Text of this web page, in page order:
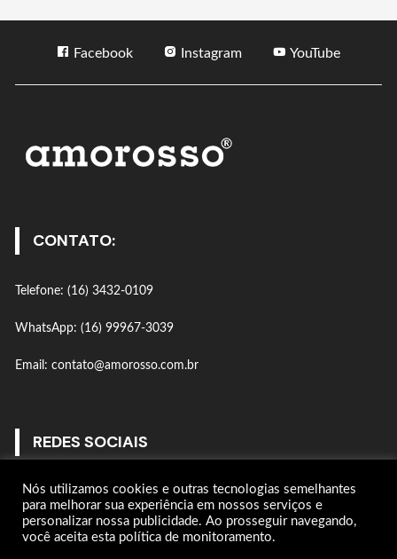
Facebook Instagram YouTube
CONTATO:
Telefone: (16) 3432-0109
WhatsApp: (16) 99967-3039
Email: contato@amorosso.com.br
REDES SOCIAIS
Nós utilizamos cookies e outras tecnologias semelhantes
para melhorar sua experiência em nossos serviços e
personalizar nossa publicidade. Ao prosseguir navegando,
você aceita esta política de monitoramento.